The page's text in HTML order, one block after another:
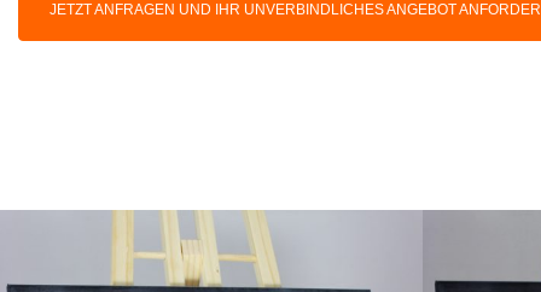
JETZT ANFRAGEN UND IHR UNVERBINDLICHES ANGEBOT